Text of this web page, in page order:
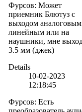
Фурсов: Может
приемник Блютуз с
выходом аналоговым
линейным или на
наушники, мне
3.5 мм (джек)
Details
10-02-2023
12:18:45
Фурсов: Есть